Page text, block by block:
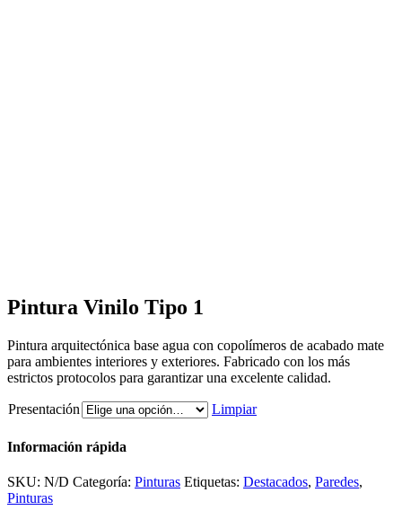
Pintura Vinilo Tipo 1
Pintura arquitectónica base agua con copolímeros de acabado mate
para ambientes interiores y exteriores. Fabricado con los más
estrictos protocolos para garantizar una excelente calidad.
Presentación Limpiar
Información rápida
SKU: N/D Categoría: Pinturas Etiquetas: Destacados, Paredes,
Pinturas